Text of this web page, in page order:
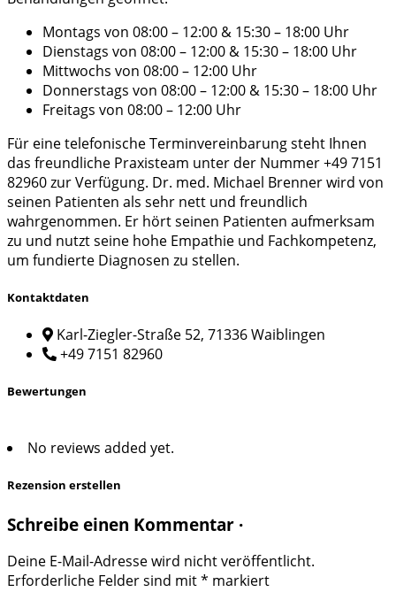
Montags von 08:00 – 12:00 & 15:30 – 18:00 Uhr
Dienstags von 08:00 – 12:00 & 15:30 – 18:00 Uhr
Mittwochs von 08:00 – 12:00 Uhr
Donnerstags von 08:00 – 12:00 & 15:30 – 18:00 Uhr
Freitags von 08:00 – 12:00 Uhr
Für eine telefonische Terminvereinbarung steht Ihnen
das freundliche Praxisteam unter der Nummer +49 7151
82960 zur Verfügung. Dr. med. Michael Brenner wird von
seinen Patienten als sehr nett und freundlich
wahrgenommen. Er hört seinen Patienten aufmerksam
zu und nutzt seine hohe Empathie und Fachkompetenz,
um fundierte Diagnosen zu stellen.
Kontaktdaten
Karl-Ziegler-Straße 52, 71336 Waiblingen
+49 7151 82960
Bewertungen
No reviews added yet.
Rezension erstellen
Schreibe einen Kommentar ·
Deine E-Mail-Adresse wird nicht veröffentlicht.
Erforderliche Felder sind mit* markiert